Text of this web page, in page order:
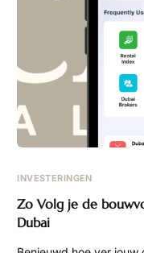
INVESTERINGEN
Zo Volg je de
Dubai